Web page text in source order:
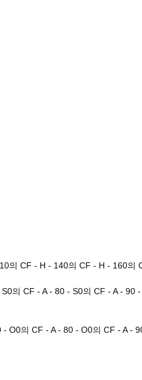
의 CF - H - 140의 CF - H - 160의
의 CF - A - 80 - S0의 CF - A - 90
O0의 CF - A - 80 - O0의 CF - A -